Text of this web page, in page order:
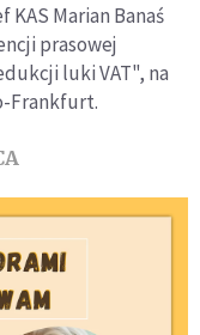
Marian Banaś
prasowej
luki VAT", na
Frankfurt.